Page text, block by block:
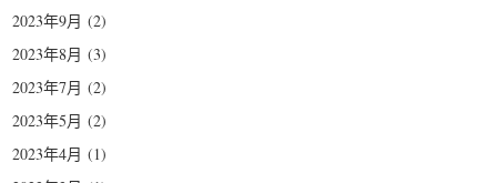
2023年9月 (2)
2023年8月 (3)
2023年7月 (2)
2023年5月 (2)
2023年4月 (1)